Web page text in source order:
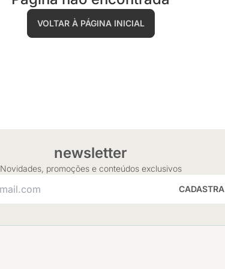
VOLTAR À PÁGINA INICIAL
newsletter
Novidades, promoções e conteúdos exclusivos